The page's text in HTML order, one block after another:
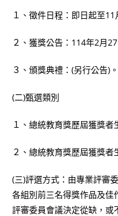
１、徵件日程：即日起至11
２、獲獎公告：114年2月27
３、頒獎典禮：(另行公告)。
(二)甄選類別
１、總統教育獎歷屆獲獎者
２、總統教育獎歷屆獲獎者
(三)評選方式：由專業評審
各組別前三名得獎作品及佳
評審委員會議決定從缺，或